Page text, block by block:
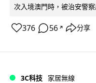
次入境澳門時，被治安警
376 56 ↗ 分享
3C科技 家居無線